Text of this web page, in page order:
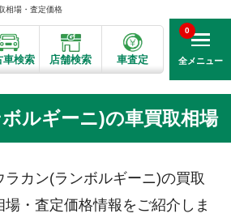
相場・査定価格
車検索 店舗検索 車査定 全メニュー
0
ルギーニ)の車買取相場
ラカン(ランボルギーニ)の買取
場・査定価格情報をご紹介しま